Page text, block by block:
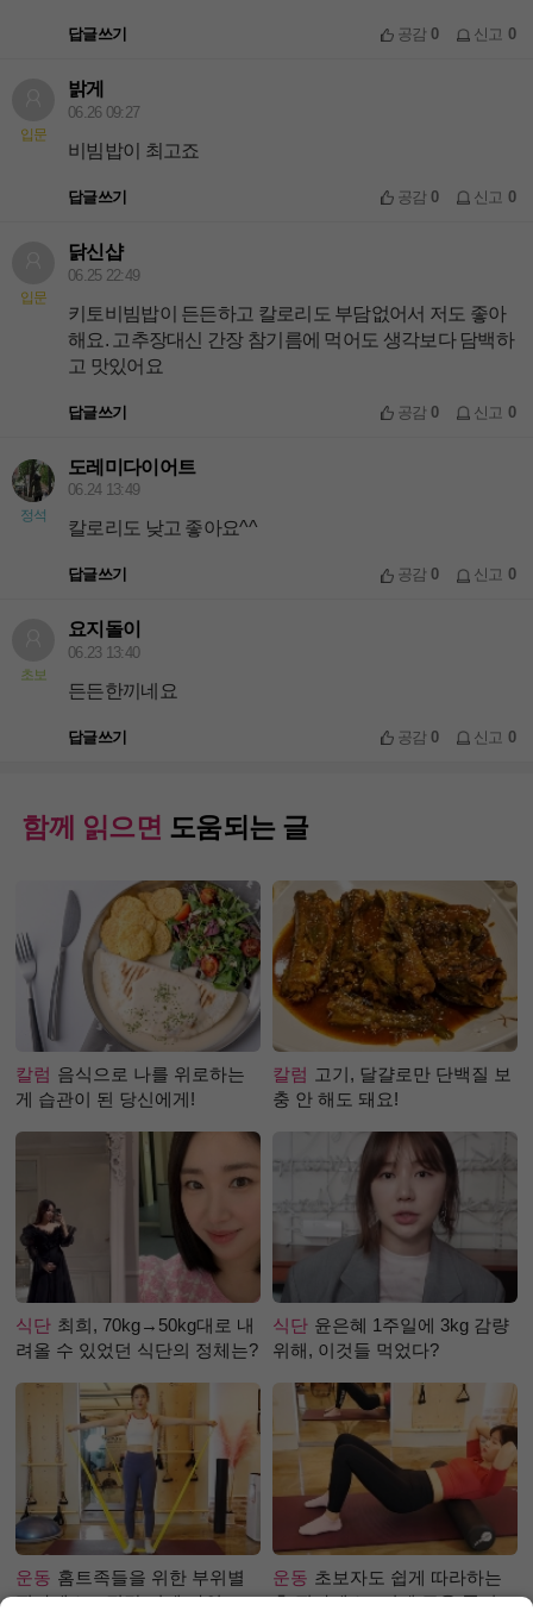
답글쓰기 공감0 신고 0
입문
밝게
06.26 09:27
비빔밥이 최고죠
답글쓰기 공감0 신고 0
입문
닭신샵
06.25 22:49
키토비빔밥이 든든하고 칼로리도 부담없어서 저도 좋아
해요. 고추장대신 간장 참기름에 먹어도 생각보다 담백하
고 맛있어요
답글쓰기 공감0 신고 0
정석
도레미다이어트
06.24 13:49
칼로리도 낮고 좋아요^^
답글쓰기 공감0 신고 0
초보
요지돌이
06.23 13:40
든든한끼네요
답글쓰기 공감0 신고 0
함께 읽으면 도움되는 글
칼럼 음식으로 나를 위로하는
게 습관이 된 당신에게!
칼럼 고기, 달걀로만 단백질 보
충 안 해도 돼요!
식단 최희, 70kg→50kg대로 내
려올 수 있었던 식단의 정체는?
식단 윤은혜 1주일에 3kg 감량
위해, 이것들 먹었다?
운동 홈트족들을 위한 부위별
필라테스 – 직각 어깨 라인 만
운동 초보자도 쉽게 따라하는
홈 필라테스 –어깨 근육 풀어주